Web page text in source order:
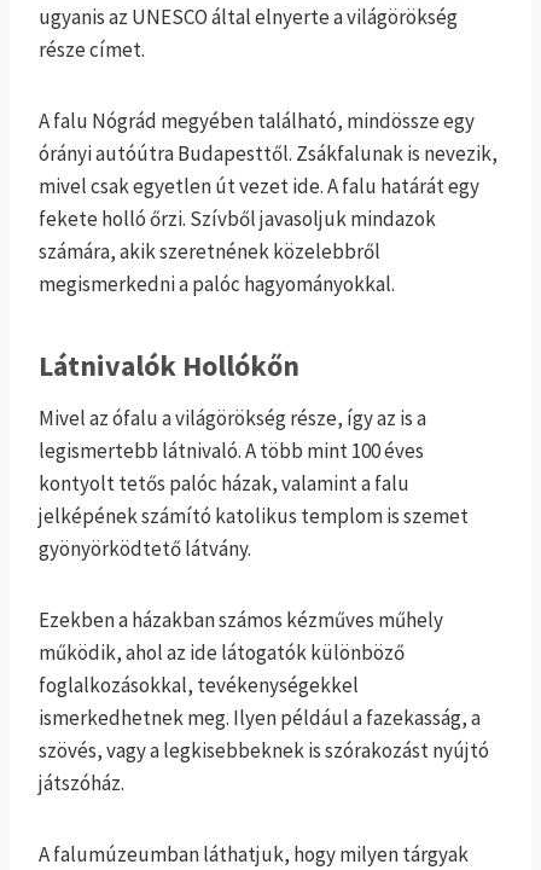
ugyanis az UNESCO által elnyerte a világörökség
része címet.
A falu Nógrád megyében található, mindössze egy
órányi autóútra Budapesttől. Zsákfalunak is nevezik,
mivel csak egyetlen út vezet ide. A falu határát egy
fekete holló őrzi. Szívből javasoljuk mindazok
számára, akik szeretnének közelebbről
megismerkedni a palóc hagyományokkal.
Látnivalók Hollókőn
Mivel az ófalu a világörökség része, így az is a
legismertebb látnivaló. A több mint 100 éves
kontyolt tetős palóc házak, valamint a falu
jelképének számító katolikus templom is szemet
gyönyörködtető látvány.
Ezekben a házakban számos kézműves műhely
működik, ahol az ide látogatók különböző
foglalkozásokkal, tevékenységekkel
ismerkedhetnek meg. Ilyen például a fazekasság, a
szövés, vagy a legkisebbeknek is szórakozást nyújtó
játszóház.
A falumúzeumban láthatjuk, hogy milyen tárgyak